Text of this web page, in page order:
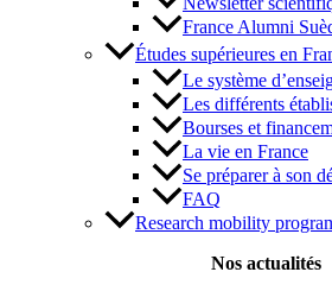
France Alumni
Études supérieures en
Le système
Les différents
Bourses et
La vie en France
Se préparer à son
FAQ
Research mobility
Nos actualités